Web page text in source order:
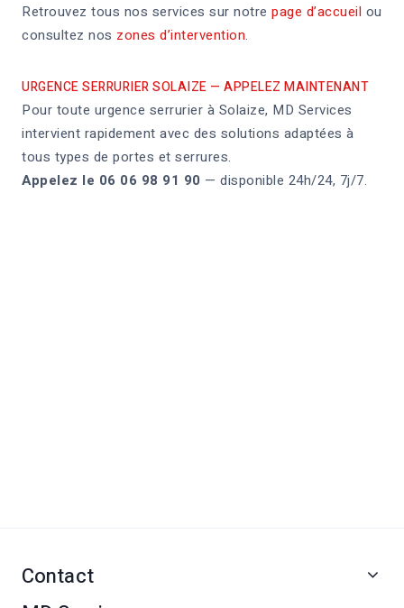
Retrouvez tous nos services sur notre page d’accueil ou
consultez nos zones d’intervention.
URGENCE SERRURIER SOLAIZE — APPELEZ MAINTENANT
Pour toute urgence serrurier à Solaize, MD Services
intervient rapidement avec des solutions adaptées à
tous types de portes et serrures.
Appelez le 06 06 98 91 90 — disponible 24h/24, 7j/7.
Contact